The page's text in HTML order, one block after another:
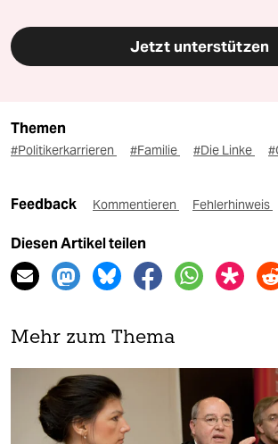
Jetzt unterstützen
Themen
#Politikerkarrieren #Familie #Die Linke
Feedback Kommentieren Fehlerhinweis
Diesen Artikel teilen
Mehr zum Thema